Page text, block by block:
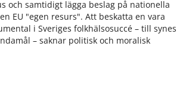
och samtidigt lägga beslag på nationella
EU "egen resurs". Att beskatta en vara
i Sveriges folkhälsosuccé – till synes
– saknar politisk och moralisk